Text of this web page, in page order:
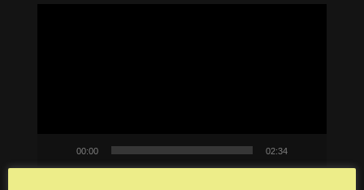
00:00 02:34